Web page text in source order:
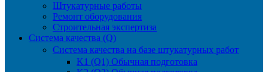
Штукатурные работы
Ремонт оборудования
Строительная экспертиза
Система качества (Q)
Система качества на базе штукатурных работ
K1 (Q1) Обычная подготовка